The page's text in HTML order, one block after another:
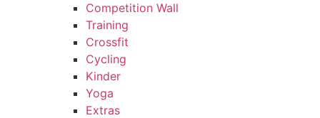
Competition Wall
Training
Crossfit
Cycling
Kinder
Yoga
Extras